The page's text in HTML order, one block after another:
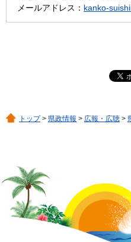
メールアドレス： kanko-
トップ> 県政情報 > 広報・広聴 >